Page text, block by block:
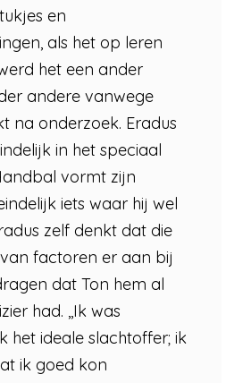
en
als het op leren
het een ander
andere vanwege
na onderzoek. Eradus
in het speciaal
vormt zijn
iets waar hij wel
zelf denkt dat die
factoren er aan bij
dat Ton hem al
had. ,,Ik was
het ideale slachtoffer; ik
ik goed kon